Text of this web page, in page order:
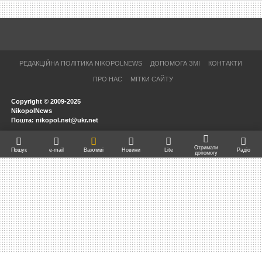
РЕДАКЦІЙНА ПОЛІТИКА NIKOPOLNEWS ДОПОМОГА ЗМІ КОНТАКТИ
ПРО НАС МІТКИ САЙТУ
Copyright © 2009-2025
NikopolNews
Пошта: nikopol.net@ukr.net
Пошук e-mail Важливі Новини Lite
Отримати
допомогу
Радіо